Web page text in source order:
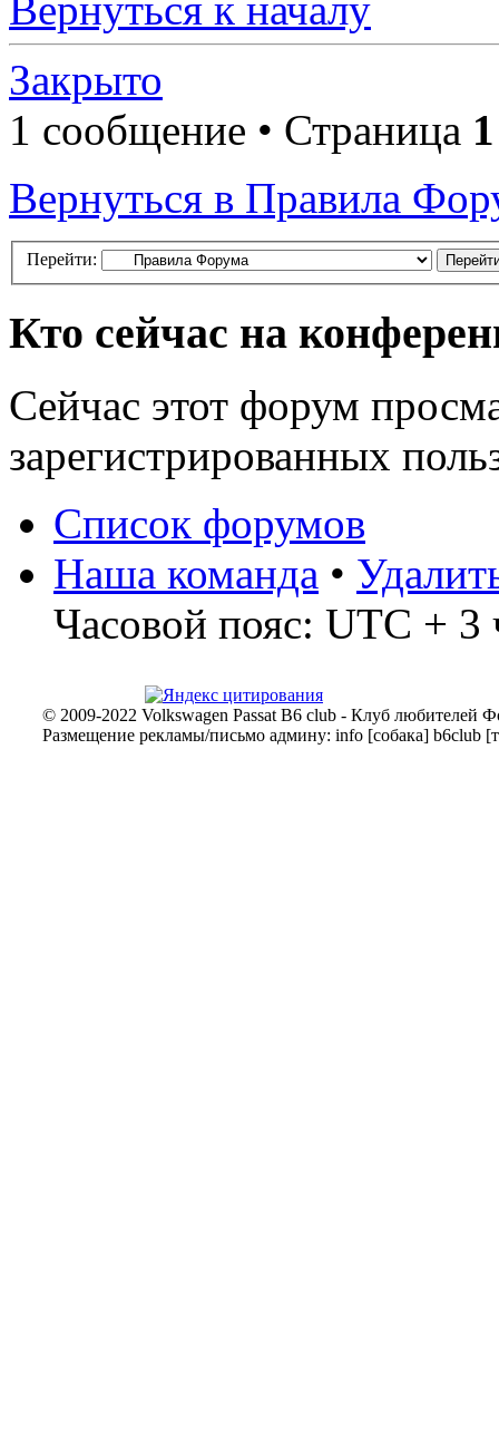
Закрыто
1 сообщение • Страница 1
Вернуться в Правила
Перейти:
Кто сейчас на
Сейчас этот форум
зарегистрированных
Список форумов
Наша команда •
Часовой пояс: UTC + 3
© 2009-2022 Volkswagen Passat B6 club - Клуб любителей
Размещение рекламы/письмо админу: info [собака] b6club